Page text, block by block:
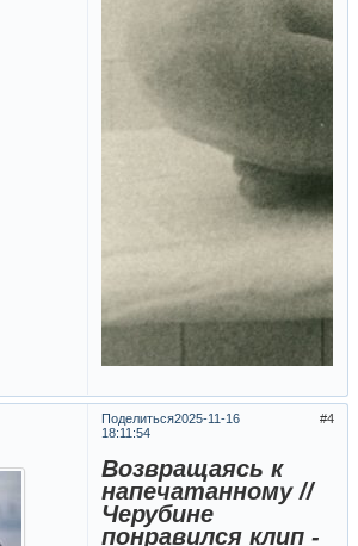
Поделиться 4
2025-11-16
18:11:54
Возвращаясь к
напечатанному //
Черубине
понравился клип -